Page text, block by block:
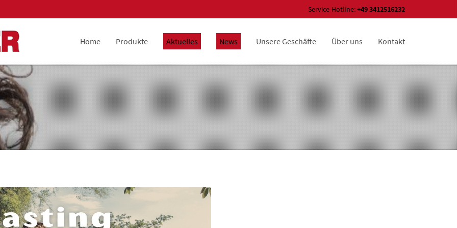
Service-Hotline:+49 3412516232
Home Produkte Aktuelles News Unsere Geschäfte Über uns Kontakt